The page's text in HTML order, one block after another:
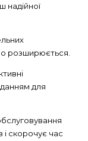
надійної
розширюється.
для
і скорочує час